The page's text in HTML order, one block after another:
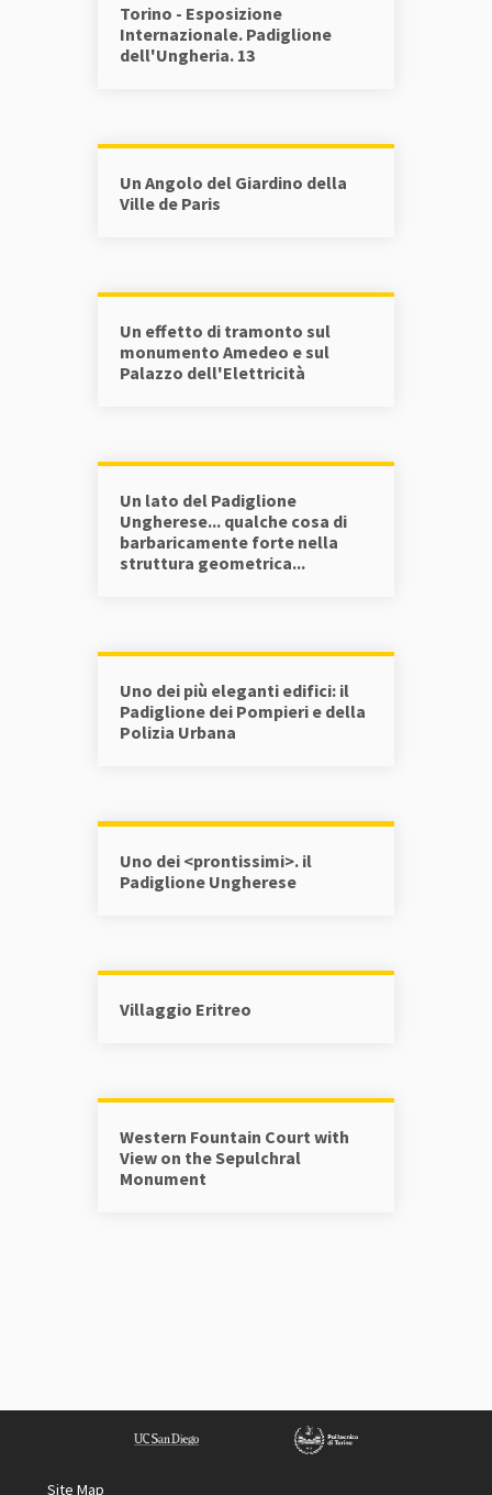
Torino - Esposizione
Internazionale. Padiglione
dell'Ungheria. 13
Un Angolo del Giardino della
Ville de Paris
Un effetto di tramonto sul
monumento Amedeo e sul
Palazzo dell'Elettricità
Un lato del Padiglione
Ungherese... qualche cosa di
barbaricamente forte nella
struttura geometrica...
Uno dei più eleganti edifici: il
Padiglione dei Pompieri e della
Polizia Urbana
Uno dei <prontissimi>. il
Padiglione Ungherese
Villaggio Eritreo
Western Fountain Court with
View on the Sepulchral
Monument
Site Map